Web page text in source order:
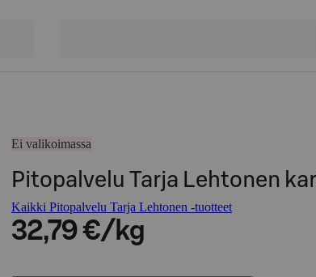
Ei valikoimassa
Pitopalvelu Tarja Lehtonen
Kaikki Pitopalvelu Tarja Lehtonen -tuotteet
32,79 €/kg